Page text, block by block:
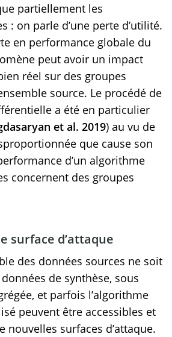
partiellement les
: on parle d’une perte d’utilité.
en performance globale du
peut avoir un impact
réel sur des groupes
source. Le procédé de
a été en particulier
et al. 2019) au vu de
que cause son
d’un algorithme
concernent des groupes
surface d’attaque
des données sources ne soit
de synthèse, sous
et parfois l’algorithme
peuvent être accessibles et
nouvelles surfaces d’attaque.